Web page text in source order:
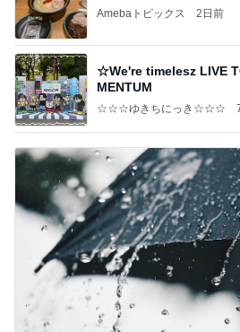
Amebaトピックス 2日前
☆We're timelesz LIVE
MENTUM
☆☆☆ゆきちにっき☆☆☆